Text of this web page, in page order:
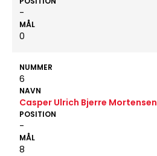
-
MÅL
0
NUMMER
6
NAVN
Casper Ulrich Bjerre Mortensen
POSITION
-
MÅL
8